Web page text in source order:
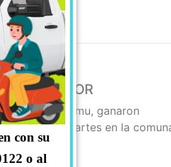
MAYOR
de Coelemu, ganaron
de este martes en la
con su
o al